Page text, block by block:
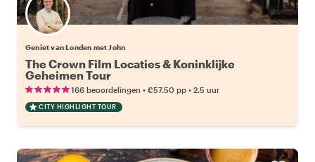
Geniet van Londen met John
The Crown Film Locaties & Koninklijke
Geheimen Tour
166 beoordelingen • €57.50 pp • 2.5 uur
CITY HIGHLIGHT TOUR